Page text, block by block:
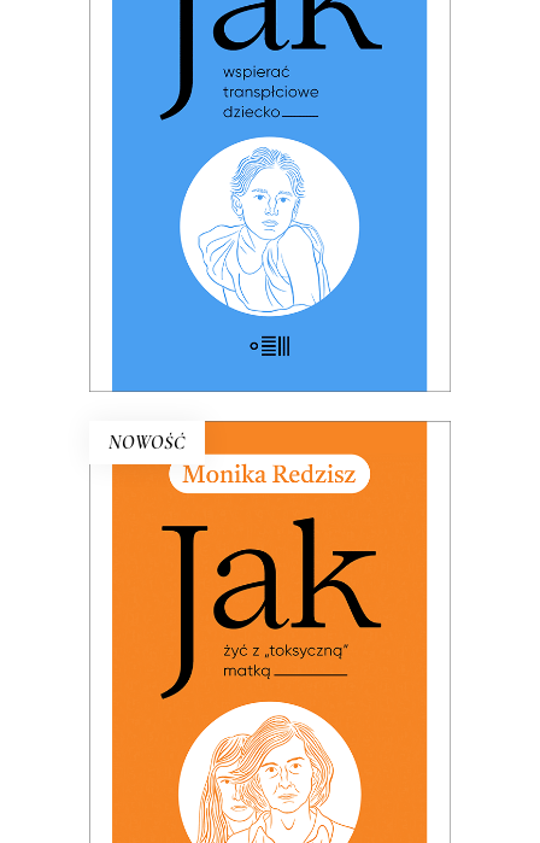
JAK WSPIERAĆ
TRANSPŁCIOWE DZIECKO
(ebook)
PREMIERA: 17 listopada 2025
49.99zł 25.00
E-BOOK DO KOSZYKA
NOWOŚĆ
JAK ŻYĆ Z „TOKSYCZNĄ”
MATKĄ (ebook)
PREMIERA: 24 listopada 2025
49.99zł 25.00
E-BOOK DO KOSZYKA